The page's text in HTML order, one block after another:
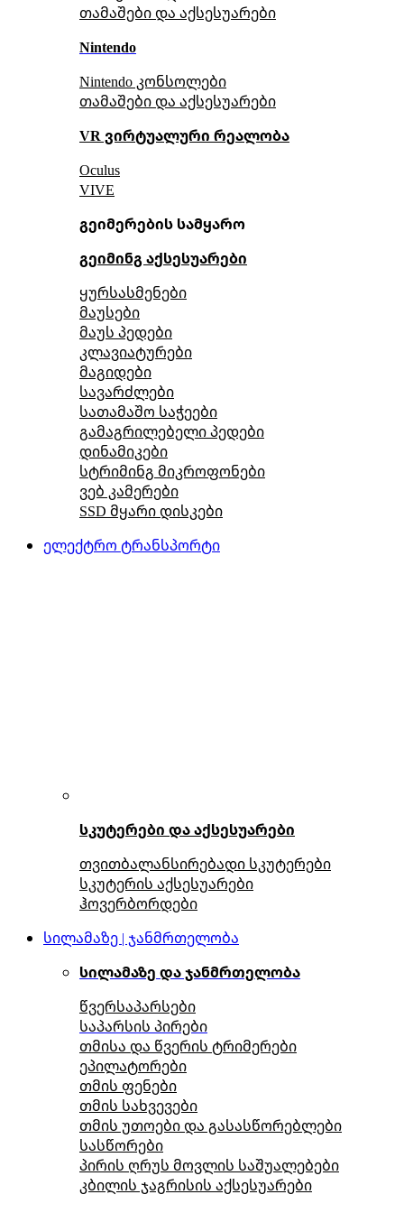
თამაშები და აქსესუარები
Nintendo
Nintendo კონსოლები
თამაშები და აქსესუარები
VR ვირტუალური რეალობა
Oculus
VIVE
გეიმერების სამყარო
გეიმინგ აქსესუარები
ყურსასმენები
მაუსები
მაუს პედები
კლავიატურები
მაგიდები
სავარძლები
სათამაშო საჭეები
გამაგრილებელი პედები
დინამიკები
სტრიმინგ მიკროფონები
ვებ კამერები
SSD მყარი დისკები
ელექტრო ტრანსპორტი
სკუტერები და აქსესუარები
თვითბალანსირებადი სკუტერები
სკუტერის აქსესუარები
ჰოვერბორდები
სილამაზე | ჯანმრთელობა
სილამაზე და ჯანმრთელობა
წვერსაპარსები
საპარსის პირები
თმისა და წვერის ტრიმერები
ეპილატორები
თმის ფენები
თმის სახვევები
თმის უთოები და გასასწორებლები
სასწორები
პირის ღრუს მოვლის საშუალებები
კბილის ჯაგრისის აქსესუარები